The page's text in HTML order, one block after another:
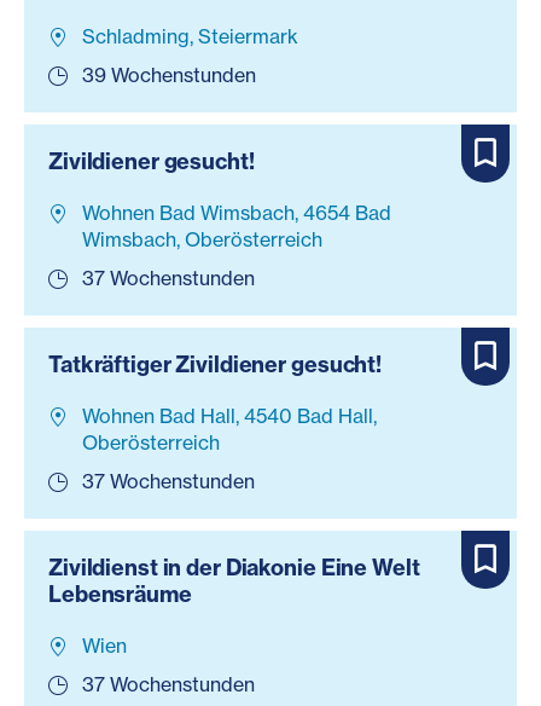
Schladming, Steiermark
39 Wochenstunden
Zivildiener gesucht!
Wohnen Bad Wimsbach, 4654 Bad
Wimsbach, Oberösterreich
37 Wochenstunden
Tatkräftiger Zivildiener gesucht!
Wohnen Bad Hall, 4540 Bad Hall,
Oberösterreich
37 Wochenstunden
Zivildienst in der Diakonie Eine Welt
Lebensräume
Wien
37 Wochenstunden